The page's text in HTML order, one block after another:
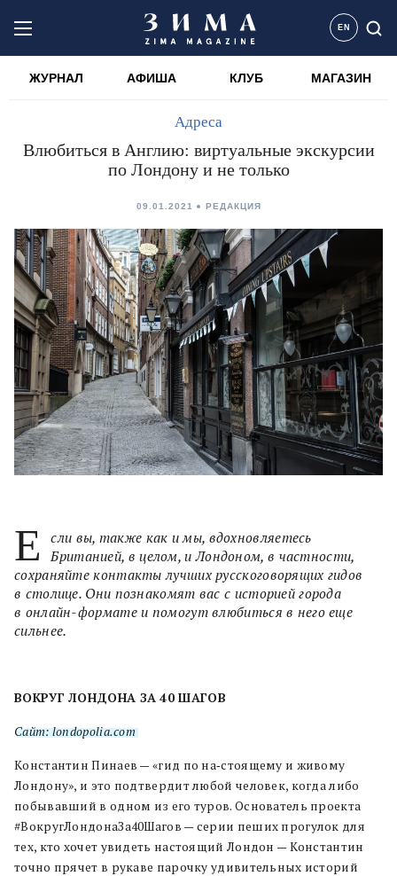
EN
ЖУРНАЛ АФИША КЛУБ МАГАЗИН
Адреса
Влюбиться в Англию: виртуальные экскурсии
по Лондону и не только
09.01.2021 РЕДАКЦИЯ
Е
сли вы, также как и мы, вдохновляетесь
Британией, в целом, и Лондоном, в частности,
сохраняйте контакты лучших русскоговорящих гидов
в столице. Они познакомят вас с историей города
в онлайн-формате и помогут влюбиться в него еще
сильнее.
ВОКРУГ ЛОНДОНА ЗА 40 ШАГОВ
Сайт: londopolia.com
Константин Пинаев — «гид по на‐стоящему и живому
Лондону», и это подтвердит любой человек, когда либо
побывавший в одном из его туров. Основатель проекта
#ВокругЛондонаЗа40Шагов — серии пеших прогулок для
тех, кто хочет увидеть настоящий Лондон — Константин
точно прячет в рукаве парочку удивительных историй